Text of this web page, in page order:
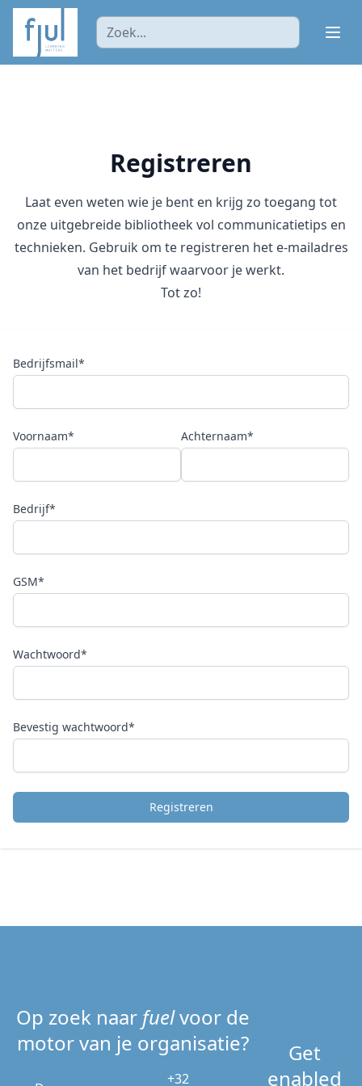
Registreren
Laat even weten wie je bent en krijg zo toegang tot
onze uitgebreide bibliotheek vol communicatietips en
technieken. Gebruik om te registreren het e-mailadres
van het bedrijf waarvoor je werkt.
Tot zo!
Bedrijfsmail*
Voornaam* Achternaam*
Bedrijf*
GSM*
Wachtwoord*
Bevestig wachtwoord*
Registreren
Op zoek naar fuelvoor de
motor van je organisatie?
+32
Get
enabled